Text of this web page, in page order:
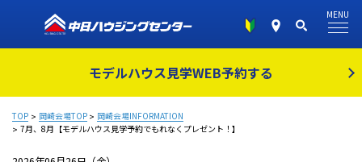
モデルハウス見学WEB予約する
MENU
TOP 岡崎会場TOP
岡崎会場INFORMATION
7月、8月【モデルハウス見学予約でもれなくプレゼント！】